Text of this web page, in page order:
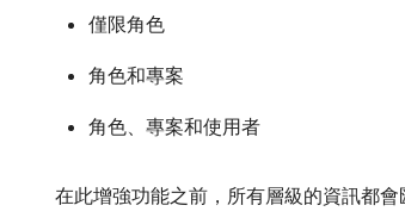
僅限角色
角色和專案
角色、專案和使用者
在此增強功能之前，所有層級的資訊都